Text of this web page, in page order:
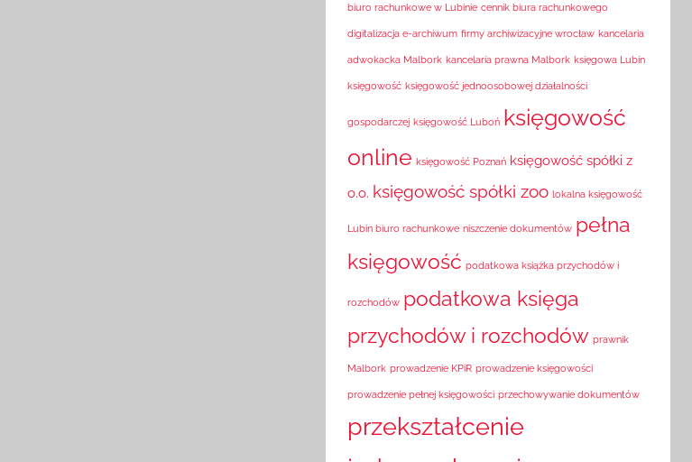
biuro rachunkowe w Lubinie cennik biura rachunkowego
digitalizacja e-archiwum firmy archiwizacyjne wrocław kancelaria
adwokacka Malbork kancelaria prawna Malbork księgowa Lubin
księgowość księgowość jednoosobowej działalności
gospodarczej księgowość Luboń księgowość
online księgowość Poznań księgowość spółki z
o.o. księgowość spółki zoo lokalna księgowość
Lubin biuro rachunkowe niszczenie dokumentów pełna
księgowość podatkowa książka przychodów i
rozchodów podatkowa księga
przychodów i rozchodów prawnik
Malbork prowadzenie KPiR prowadzenie księgowości
prowadzenie pełnej księgowości przechowywanie dokumentów
przekształcenie